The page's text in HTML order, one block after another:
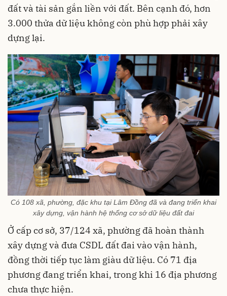
đất và tài sản gắn liền với đất. Bên cạnh đó, hơn
3.000 thửa dữ liệu không còn phù hợp phải xây
dựng lại.
Có 108 xã, phường, đặc khu tại Lâm Đồng đã và đang triển khai
xây dựng, vận hành hệ thống cơ sở dữ liệu đất đai
Ở cấp cơ sở, 37/124 xã, phường đã hoàn thành
xây dựng và đưa CSDL đất đai vào vận hành,
đồng thời tiếp tục làm giàu dữ liệu. Có 71 địa
phương đang triển khai, trong khi 16 địa phương
chưa thực hiện.